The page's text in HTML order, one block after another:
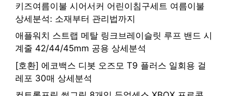
키즈여름이불 시어서커 어린이침구세트 여름이불
상세분석: 소재부터 관리법까지
애플워치 스트랩 메탈 링크브레이슬릿 루프 밴드 시
계줄 42/44/45mm 공용 상세분석
[호환] 에코백스 디봇 오즈모 T9 플러스 일회용 걸
레포 30매 상세분석